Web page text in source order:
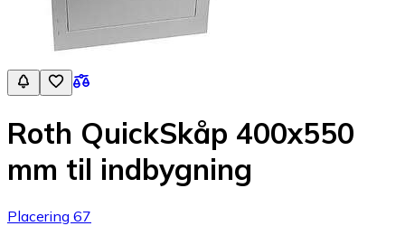
Roth QuickSkåp 400x550
mm til indbygning
Placering 67